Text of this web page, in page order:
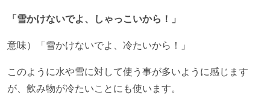
「雪かけないでよ、しゃっこいから！」
意味）「雪かけないでよ、冷たいから！」
このように水や雪に対して使う事が多いように感じます
が、飲み物が冷たいことにも使います。